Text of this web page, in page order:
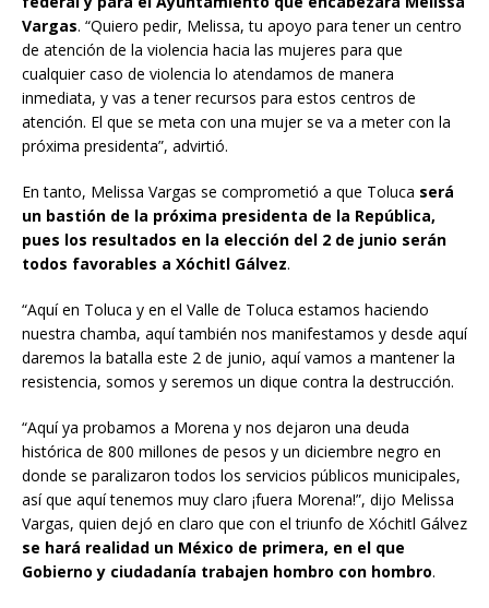
Vargas. “Quiero pedir, Melissa, tu apoyo para tener un centro
de atención de la violencia hacia las mujeres para que
cualquier caso de violencia lo atendamos de manera
inmediata, y vas a tener recursos para estos centros de
atención. El que se meta con una mujer se va a meter con la
próxima presidenta”, advirtió.
En tanto, Melissa Vargas se comprometió a que Toluca será
un bastión de la próxima presidenta de la República,
pues los resultados en la elección del 2 de junio serán
todos favorables a Xóchitl Gálvez.
“Aquí en Toluca y en el Valle de Toluca estamos haciendo
nuestra chamba, aquí también nos manifestamos y desde aquí
daremos la batalla este 2 de junio, aquí vamos a mantener la
resistencia, somos y seremos un dique contra la destrucción.
“Aquí ya probamos a Morena y nos dejaron una deuda
histórica de 800 millones de pesos y un diciembre negro en
donde se paralizaron todos los servicios públicos municipales,
así que aquí tenemos muy claro ¡fuera Morena!”, dijo Melissa
Vargas, quien dejó en claro que con el triunfo de Xóchitl Gálvez
se hará realidad un México de primera, en el que
Gobierno y ciudadanía trabajen hombro con hombro.